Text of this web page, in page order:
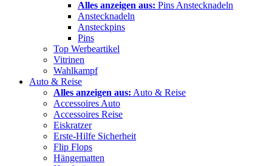
Alles anzeigen aus: Pins Anstecknadeln
Anstecknadeln
Ansteckpins
Pins
Top Werbeartikel
Vitrinen
Wahlkampf
Auto & Reise
Alles anzeigen aus: Auto & Reise
Accessoires Auto
Accessoires Reise
Eiskratzer
Erste-Hilfe Sicherheit
Flip Flops
Hängematten